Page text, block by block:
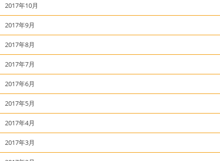
2017年10月
2017年9月
2017年8月
2017年7月
2017年6月
2017年5月
2017年4月
2017年3月